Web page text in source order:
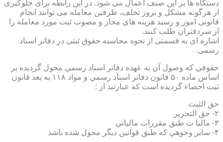
دستگاه ها بر این صنف اعمال می شود. در این رابطه برای جلوگیری
از هرگونه مشکل و بروز تخلف، طرفین معامله می توانند انجام
قانونی امور و رسید هزینه های مجاز و مصوب ثبت مورد معامله را
از سردفتران طلب کنند.
اشاره ای به قسمتی از نحوه محاسبه حقوق ثبتی در دفاتر اسناد
رسمی
حقوقي كه وصول آن به عهده دفاتر اسناد رسمي محول گرديده بر
اساس ماده ۵۰ قانون دفاتر اسناد رسمي و مواد ۱۱۸ به بعد قانون
ثبت احصاء گرديده است كه عبارتند از :
حق الثبت
۲- حق التحرير
۳- ماليا ت طبق مقررات مالياتي
۴- ساير وجوهي كه طبق قوانين ديگر محول شده باشد